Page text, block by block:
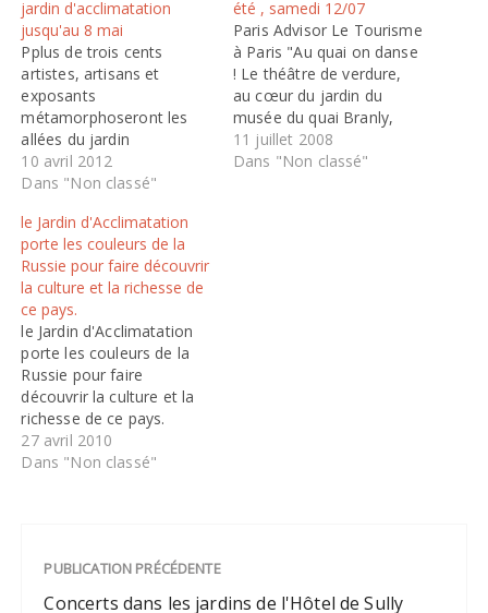
jardin d'acclimatation
jusqu'au 8 mai
Pplus de trois cents
artistes, artisans et
exposants
métamorphoseront les
allées du jardin
d'acclimatation pendant
un mois et proposeront
défilés et parades en plein
air (danse, musique,
théâtre) mais aussi
expositions,
démonstrations, ateliers
dans des domaines
variés . Une centaine
d’artisans et d’exposants
venus de toutes les
régions…
10 avril 2012
Dans "Non classé"
été , samedi 12/07
Paris Advisor Le Tourisme
à Paris "Au quai on danse
! Le théâtre de verdure,
au cœur du jardin du
musée du quai Branly,
accueille des sessions de
danse des cultures
11 juillet 2008
Dans "Non classé"
le Jardin d'Acclimatation
porte les couleurs de la
Russie pour faire découvrir
la culture et la richesse de
ce pays.
le Jardin d'Acclimatation
porte les couleurs de la
Russie pour faire
découvrir la culture et la
richesse de ce pays.
jusqu' au 16 mai 2010,
dans l'univers russe. De
faïences, samovars,
bijoux en ambre,
27 avril 2010
Dans "Non classé"
PUBLICATION PRÉCÉDENTE
Concerts dans les jardins de l'Hôtel de Sully